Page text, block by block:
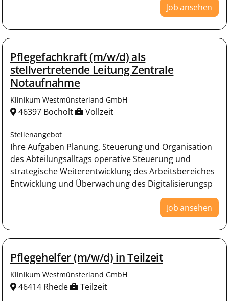
Job ansehen
Pflegefachkraft (m/w/d) als
stellvertretende Leitung Zentrale
Notaufnahme
Klinikum Westmünsterland GmbH
46397 Bocholt Vollzeit
Stellenangebot
Ihre Aufgaben Planung, Steuerung und Organisation
des Abteilungsalltags operative Steuerung und
strategische Weiterentwicklung des Arbeitsbereiches
Entwicklung und Überwachung des Digitalisierungsp
Job ansehen
Pflegehelfer (m/w/d) in Teilzeit
Klinikum Westmünsterland GmbH
46414 Rhede Teilzeit